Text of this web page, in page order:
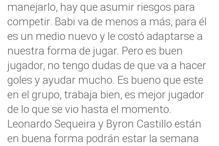
manejarlo, hay que asumir riesgos para
competir. Babi va de menos a más, para él
es un medio nuevo y le costó adaptarse a
nuestra forma de jugar. Pero es buen
jugador, no tengo dudas de que va a hacer
goles y ayudar mucho. Es bueno que este
en el grupo, trabaja bien, es mejor jugador
de lo que se vio hasta el momento.
Leonardo Sequeira y Byron Castillo están
en buena forma podrán estar la semana